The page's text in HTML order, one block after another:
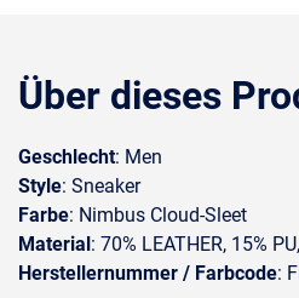
Über dieses
Geschlecht: Men
Style: Sneaker
Farbe: Nimbus Cloud-Sleet
Material: 70% LEATHER, 15%
Herstellernummer / Farbcode: